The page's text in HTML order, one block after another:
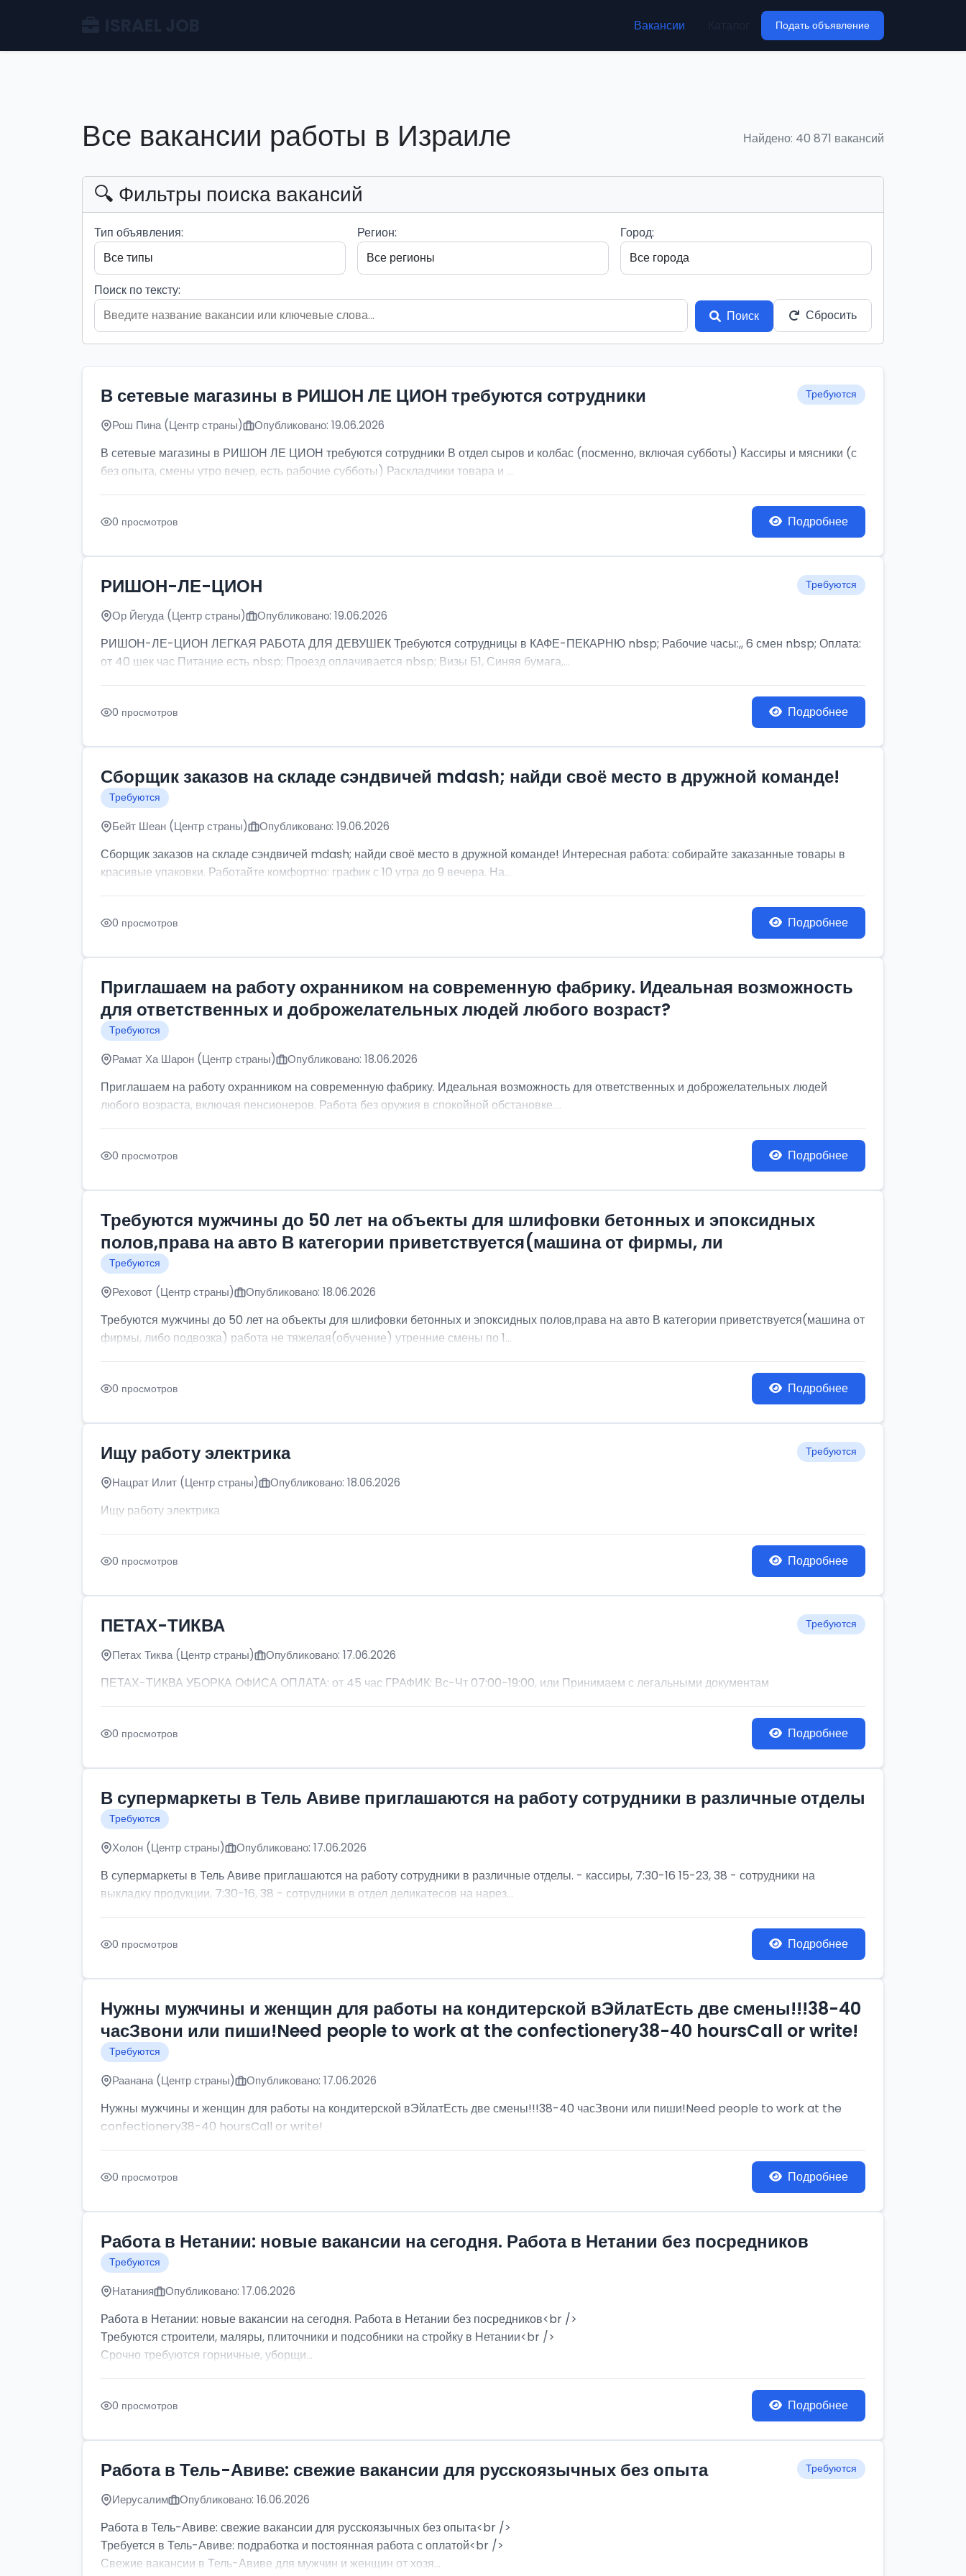
Вакансии Подать объявление
Все вакансии работы в Израиле Найдено: 40 871 вакансий
🔍 Фильтры поиска вакансий
Тип объявления: Регион: Город:
Поиск по тексту:
Поиск
Сбросить
В сетевые магазины в РИШОН ЛЕ ЦИОН требуются сотрудники Требуются
Рош Пина (Центр страны) Опубликовано: 19.06.2026
В сетевые магазины в РИШОН ЛЕ ЦИОН требуются сотрудники В отдел сыров и колбас (посменно, включая субботы) Кассиры и мясники (с
без опыта, смены утро вечер, есть рабочие субботы) Раскладчики товара и ...
0 просмотров Подробнее
РИШОН-ЛЕ-ЦИОН Требуются
Ор Йегуда (Центр страны) Опубликовано: 19.06.2026
РИШОН-ЛЕ-ЦИОН ЛЕГКАЯ РАБОТА ДЛЯ ДЕВУШЕК Требуются сотрудницы в КАФЕ-ПЕКАРНЮ nbsp; Рабочие часы:,, 6 смен nbsp; Оплата:
от 40 шек час Питание есть nbsp; Проезд оплачивается nbsp; Визы Б1, Синяя бумага,...
0 просмотров Подробнее
Сборщик заказов на складе сэндвичей mdash; найди своё место в дружной команде!
Требуются
Бейт Шеан (Центр страны) Опубликовано: 19.06.2026
Сборщик заказов на складе сэндвичей mdash; найди своё место в дружной команде! Интересная работа: собирайте заказанные товары в
красивые упаковки. Работайте комфортно: график с 10 утра до 9 вечера. На...
0 просмотров Подробнее
Приглашаем на работу охранником на современную фабрику. Идеальная возможность
для ответственных и доброжелательных людей любого возраст?
Требуются
Рамат Ха Шарон (Центр страны) Опубликовано: 18.06.2026
Приглашаем на работу охранником на современную фабрику. Идеальная возможность для ответственных и доброжелательных людей
любого возраста, включая пенсионеров. Работа без оружия в спокойной обстановке....
0 просмотров Подробнее
Требуются мужчины до 50 лет на объекты для шлифовки бетонных и эпоксидных
полов,права на авто В категории приветствуется(машина от фирмы, ли
Требуются
Реховот (Центр страны) Опубликовано: 18.06.2026
Требуются мужчины до 50 лет на объекты для шлифовки бетонных и эпоксидных полов,права на авто В категории приветствуется(машина от
фирмы, либо подвозка) работа не тяжелая(обучение) утренние смены по 1...
0 просмотров Подробнее
Ищу работу электрика Требуются
Нацрат Илит (Центр страны) Опубликовано: 18.06.2026
Ищу работу электрика
0 просмотров Подробнее
ПЕТАХ-ТИКВА Требуются
Петах Тиква (Центр страны) Опубликовано: 17.06.2026
ПЕТАХ-ТИКВА УБОРКА ОФИСА ОПЛАТА: от 45 час ГРАФИК: Вс-Чт 07:00-19:00, или Принимаем с легальными документам
0 просмотров Подробнее
В супермаркеты в Тель Авиве приглашаются на работу сотрудники в различные отделы
Требуются
Холон (Центр страны) Опубликовано: 17.06.2026
В супермаркеты в Тель Авиве приглашаются на работу сотрудники в различные отделы. - кассиры, 7:30-16 15-23, 38 - сотрудники на
выкладку продукции, 7:30-16, 38 - сотрудники в отдел деликатесов на нарез...
0 просмотров Подробнее
Нужны мужчины и женщин для работы на кондитерской вЭйлатЕсть две смены!!!38-40
часЗвони или пиши!Need people to work at the confectionery38-40 hoursCall or write!
Требуются
Раанана (Центр страны) Опубликовано: 17.06.2026
Нужны мужчины и женщин для работы на кондитерской вЭйлатЕсть две смены!!!38-40 часЗвони или пиши!Need people to work at the
confectionery38-40 hoursCall or write!
0 просмотров Подробнее
Работа в Нетании: новые вакансии на сегодня. Работа в Нетании без посредников
Требуются
Натания Опубликовано: 17.06.2026
Работа в Нетании: новые вакансии на сегодня. Работа в Нетании без посредников<br />
Требуются строители, маляры, плиточники и подсобники на стройку в Нетании<br />
Срочно требуются горничные, уборщи...
0 просмотров Подробнее
Работа в Тель-Авиве: свежие вакансии для русскоязычных без опыта Требуются
Иерусалим Опубликовано: 16.06.2026
Работа в Тель-Авиве: свежие вакансии для русскоязычных без опыта<br />
Требуется в Тель-Авиве: подработка и постоянная работа с оплатой<br />
Свежие вакансии в Тель-Авиве для мужчин и женщин от хозя...